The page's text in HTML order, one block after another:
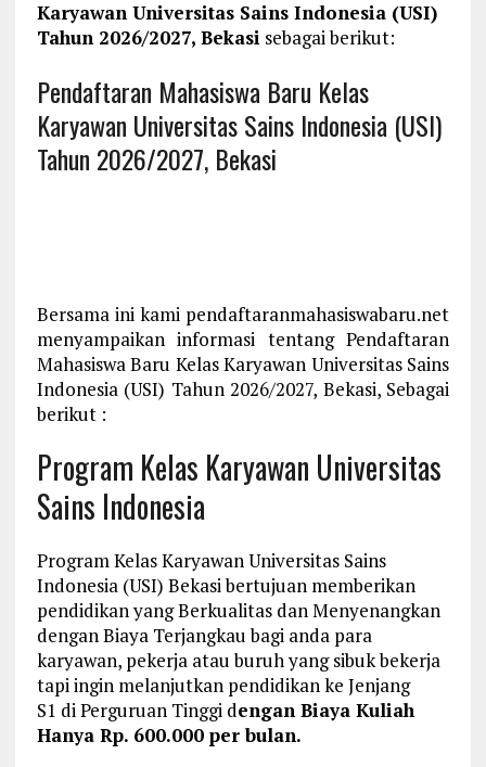
Karyawan Universitas Sains Indonesia (USI)
Tahun 2026/2027, Bekasi sebagai berikut:
Pendaftaran Mahasiswa Baru Kelas
Karyawan Universitas Sains Indonesia (USI)
Tahun 2026/2027, Bekasi
Bersama ini kami pendaftaranmahasiswabaru.net
menyampaikan informasi tentang Pendaftaran
Mahasiswa Baru Kelas Karyawan Universitas Sains
Indonesia (USI) Tahun 2026/2027, Bekasi, Sebagai
berikut :
Program Kelas Karyawan Universitas
Sains Indonesia
Program Kelas Karyawan Universitas Sains
Indonesia (USI) Bekasi bertujuan memberikan
pendidikan yang Berkualitas dan Menyenangkan
dengan Biaya Terjangkau bagi anda para
karyawan, pekerja atau buruh yang sibuk bekerja
tapi ingin melanjutkan pendidikan ke Jenjang
S1 di Perguruan Tinggi dengan Biaya Kuliah
Hanya Rp. 600.000 per bulan.